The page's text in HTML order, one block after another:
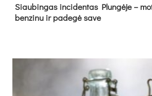
Siau­bin­gas in­ci­den­tas Plun­gė­je –
ben­zi­nu ir pa­de­gė sa­ve